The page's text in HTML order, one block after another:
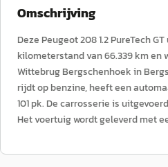
Omschrijving
Deze Peugeot 208 1.2 PureTech
kilometerstand van 66.339 km en
Wittebrug Bergschenhoek in
rijdt op benzine, heeft een
101 pk. De carrosserie is
Het voertuig wordt geleverd met